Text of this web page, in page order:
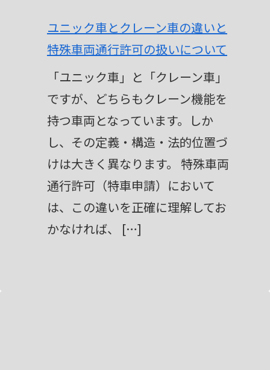
ユニック車とクレーン車の違いと
特殊車両通行許可の扱いについて
「ユニック車」と「クレーン車」
ですが、どちらもクレーン機能を
持つ車両となっています。しか
し、その定義・構造・法的位置づ
けは大きく異なります。 特殊車両
通行許可（特車申請）において
は、この違いを正確に理解してお
かなければ、 […]